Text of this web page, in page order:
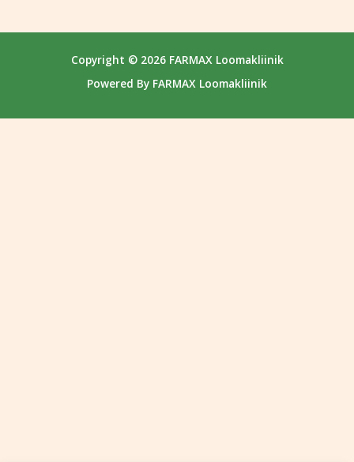
Copyright © 2026 FARMAX Loomakliinik
Powered By FARMAX Loomakliinik